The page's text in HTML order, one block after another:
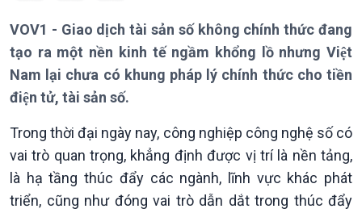
Giới thiệu
Thời sự
Thời sự 6h
Thời sự 12h
Bản tin
Chuyên mục
Theo dòng Thời sự
VOV1 - Giao dịch tài sản số không chính thức đang
tạo ra một nền kinh tế ngầm khổng lồ nhưng Việt
Nam lại chưa có khung pháp lý chính thức cho tiền
điện tử, tài sản số.
Trong thời đại ngày nay, công nghiệp công nghệ số có
vai trò quan trọng, khẳng định được vị trí là nền tảng,
là hạ tầng thúc đẩy các ngành, lĩnh vực khác phát
triển, cũng như đóng vai trò dẫn dắt trong thúc đẩy